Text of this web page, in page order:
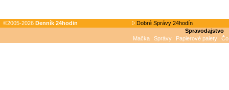
©2005-2026 Denník 24hodin
Dobré Správy 24hodín
Spravodajstvo
Mačka
Správy Papierové palety